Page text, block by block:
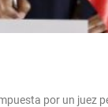
por un juez